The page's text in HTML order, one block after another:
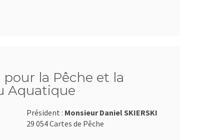
la Pêche et la
Aquatique
Président : Monsieur Daniel SKIERSKI
29 054 Cartes de Pêche